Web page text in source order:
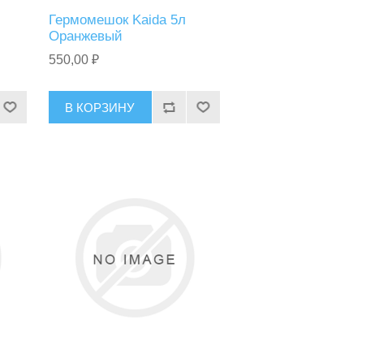
Гермомешок Kaida 5л
Оранжевый
550,00 ₽
В КОРЗИНУ